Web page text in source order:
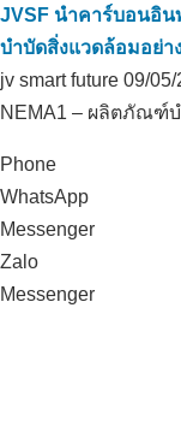
JVSF นำคาร์บอนอิน
บำบัดสิ่งแวดล้อมอย่
jv smart future 09/05/
NEMA1 – ผลิตภัณฑ์
Phone
WhatsApp
Messenger
Zalo
Messenger